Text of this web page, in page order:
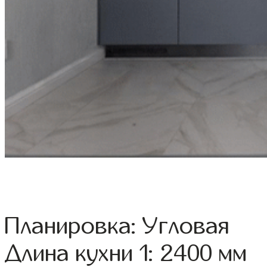
Планировка: Угловая
Длина кухни 1: 2400 мм